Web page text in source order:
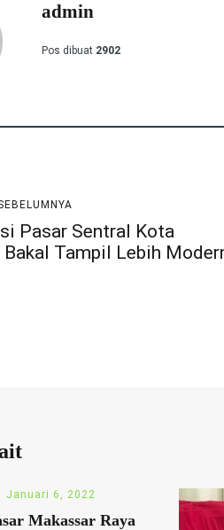
admin
Pos dibuat 2902
Pasar Sentral Kota
Tampil Lebih
Januari 6, 2022
Makassar Raya